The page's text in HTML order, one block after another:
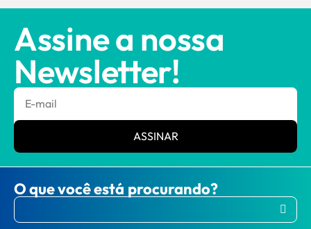
Assine a nossa
Newsletter!
ASSINAR
O que você está procurando?